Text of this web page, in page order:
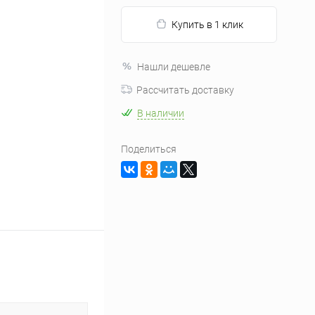
Купить в 1 клик
Нашли дешевле
Рассчитать доставку
В наличии
Поделиться